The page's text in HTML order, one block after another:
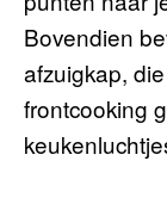
Bovendien
afzuigkap,
frontcooking